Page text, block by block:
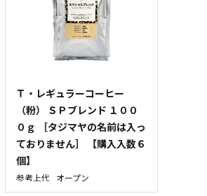
Ｔ・レギュラーコーヒー
（粉） ＳＰブレンド １００
０ｇ ［タジマヤの名前は入っ
ておりません］ 【購入入数６
個】
参考上代 オープン